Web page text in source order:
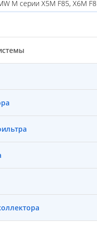
M серии X5M F85, X6M